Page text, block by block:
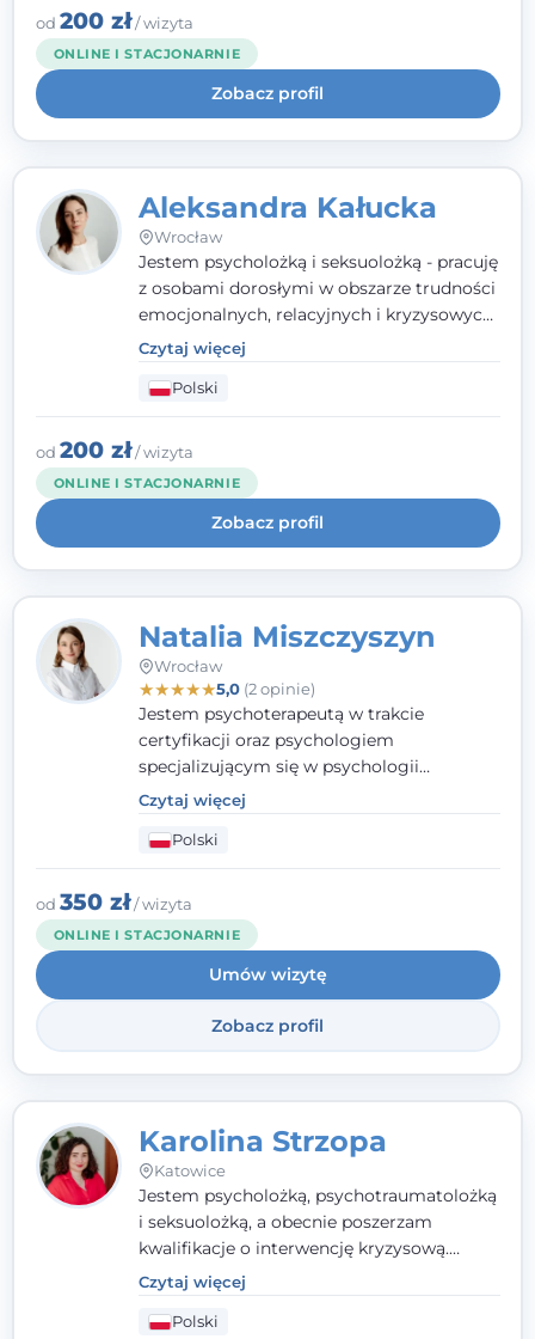
humanistycznym, opartym na
partnerstwie i podmiotowości klienta.
od 200 zł/ wizyta
ONLINE I STACJONARNIE
Zobacz profil
Aleksandra Kałucka
Wrocław
Jestem psycholożką i seksuolożką - pracuję
z osobami dorosłymi w obszarze trudności
emocjonalnych, relacyjnych i kryzysowych,
w tym z osobami po doświadczeniach
przemocy. Ukończyłam psychologię
kliniczną oraz studia podyplomowe z
interwencji kryzysowej i seksuologii
klinicznej na SWPS we Wrocławiu. W pracy
kieruję się empatią, etyką zawodową i
uważnością na potrzeby klienta.
Czytaj więcej
Polski
od 200 zł/ wizyta
ONLINE I STACJONARNIE
Zobacz profil
Natalia Miszczyszyn
Wrocław
★★★★★5,0(2 opinie)
Jestem psychoterapeutą w trakcie
certyfikacji oraz psychologiem
specjalizującym się w psychologii
klinicznej. Ukończyłam również studia
podyplomowe z Praktycznej Diagnozy
Psychologicznej. Aktywnie uczestniczę w
działalności Polskiego Towarzystwa
Psychiatrycznego oraz Polskiego
Towarzystwa Psychologicznego, a także
jestem członkiem nadzwyczajnym
Wielkopolskiego Towarzystwa Terapii
Systemowej.
Czytaj więcej
Polski
od 350 zł/ wizyta
ONLINE I STACJONARNIE
Umów wizytę
Zobacz profil
Karolina Strzopa
Katowice
Jestem psycholożką, psychotraumatolożką
i seksuolożką, a obecnie poszerzam
kwalifikacje o interwencję kryzysową.
Pracuję w nurcie terapii trzeciej fali, łącząc
metody o potwierdzonej skuteczności.
Towarzyszę młodzieży, dorosłym i parom w
Czytaj więcej
Polski